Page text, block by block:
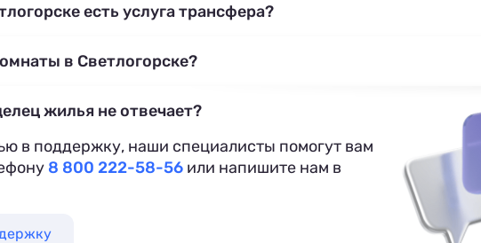
есть услуга трансфера?
в Светлогорске?
жилья не отвечает?
в поддержку, наши специалисты помогут вам
8 800 222-58-56 или напишите нам в